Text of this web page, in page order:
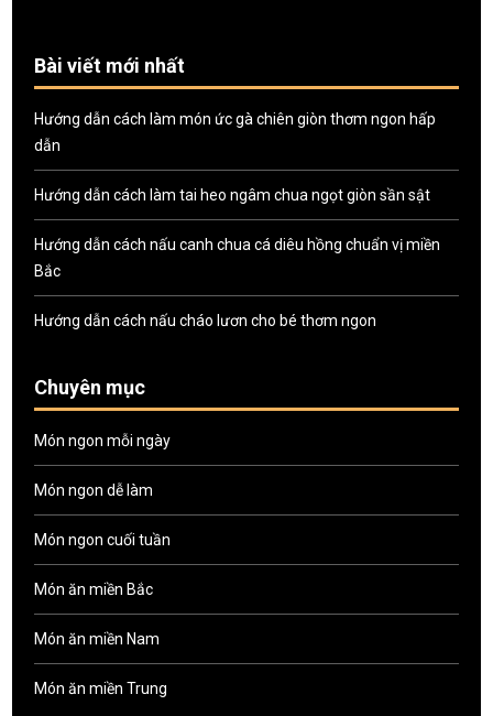
Bài viết mới nhất
Hướng dẫn cách làm món ức gà chiên giòn thơm ngon hấp
dẫn
Hướng dẫn cách làm tai heo ngâm chua ngọt giòn sần sật
Hướng dẫn cách nấu canh chua cá diêu hồng chuẩn vị miền
Bắc
Hướng dẫn cách nấu cháo lươn cho bé thơm ngon
Chuyên mục
Món ngon mỗi ngày
Món ngon dễ làm
Món ngon cuối tuần
Món ăn miền Bắc
Món ăn miền Nam
Món ăn miền Trung